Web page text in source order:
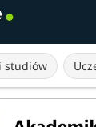
studiów